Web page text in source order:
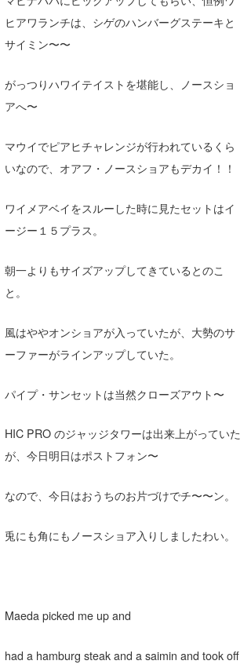
ヒアワランチは、シゲのハンバーグステーキと
サイミン〜〜
がっつりハワイテイストを堪能し、ノースショ
アへ〜
マウイでピアヒチャレンジが行われているくら
いなので、オアフ・ノースショアもデカイ！！
ワイメアベイをスルーした時に見たセットはイ
ージー１５プラス。
朝一よりもサイズアップしてきているとのこ
と。
風はややオンショアが入っていたが、大勢のサ
ーファーがラインアップしていた。
パイプ・サンセットは当然クローズアウト〜
HIC PRO のジャッジタワーは出来上がっていた
が、今日明日はポストフォン〜
なので、今日はおうちのお片づけでチ〜〜ン。
兎にも角にもノースショア入りしましたわい。
Maeda picked me up and
had a hamburg steak and a saimin and took off